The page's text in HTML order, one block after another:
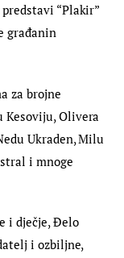
“Plakir”
građanin
za brojne
Kesoviju, Olivera
Ukraden, Milu
i mnoge
i dječje, Đelo
i ozbiljne,